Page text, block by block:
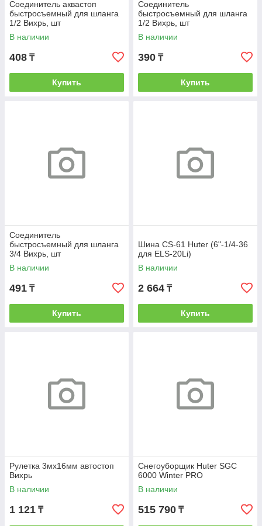
Соединитель аквастоп
быстросъемный для шланга
1/2 Вихрь, шт
В наличии
408 ₸
Купить
Соединитель
быстросъемный для шланга
1/2 Вихрь, шт
В наличии
390 ₸
Купить
Соединитель
быстросъемный для шланга
3/4 Вихрь, шт
В наличии
491 ₸
Купить
Шина CS-61 Huter (6"-1/4-36
для ELS-20Li)
В наличии
2 664 ₸
Купить
Рулетка 3мх16мм автостоп
Вихрь
В наличии
1 121 ₸
Снегоуборщик Huter SGC
6000 Winter PRO
В наличии
515 790 ₸